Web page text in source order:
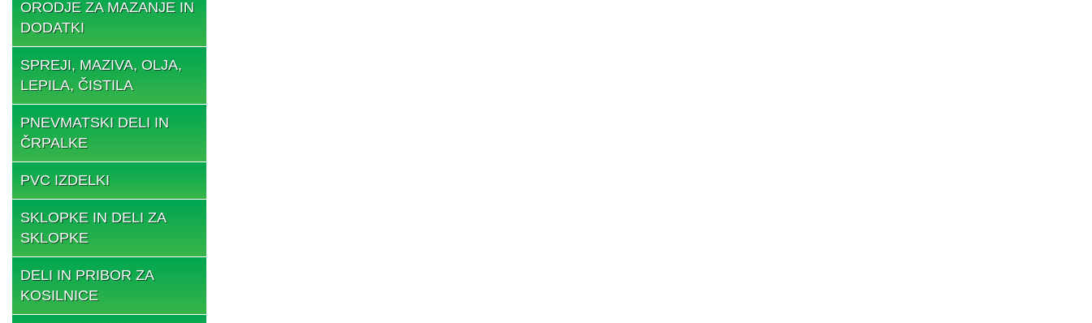
ORODJE ZA MAZANJE IN
DODATKI
SPREJI, MAZIVA, OLJA,
LEPILA, ČISTILA
PNEVMATSKI DELI IN
ČRPALKE
PVC IZDELKI
SKLOPKE IN DELI ZA
SKLOPKE
DELI IN PRIBOR ZA
KOSILNICE